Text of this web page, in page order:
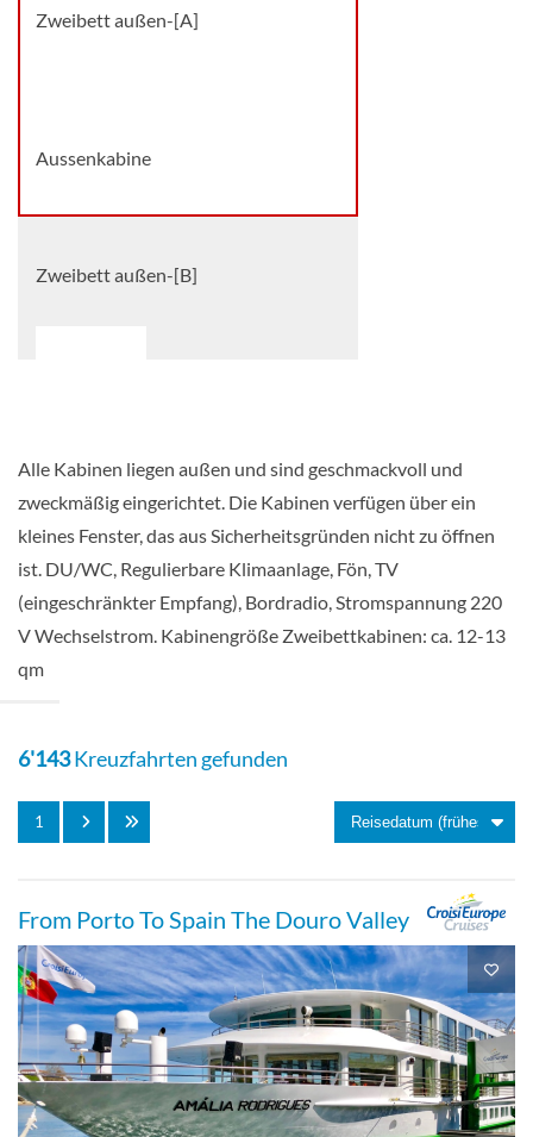
Zweibett außen-[A]
Aussenkabine
Zweibett außen-[B]
Einzel außen-[C]
Douro Deck
Aussenkabine
Aussenkabine
Zweibett mit Privatbalkon-[E]
Porto Deck
Alle Kabinen liegen außen und sind geschmackvoll und
zweckmäßig eingerichtet. Die Kabinen verfügen über ein
kleines Fenster, das aus Sicherheitsgründen nicht zu öffnen
ist. DU/WC, Regulierbare Klimaanlage, Fön, TV
(eingeschränkter Empfang), Bordradio, Stromspannung 220
V Wechselstrom. Kabinengröße Zweibettkabinen: ca. 12-13
qm
6'143Kreuzfahrten gefunden
1
From Porto To Spain The Douro Valley